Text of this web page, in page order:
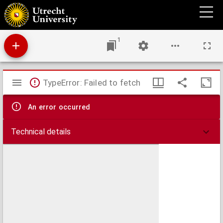
Heilzame wenken betrekkelijk de roeping en voorbereiding tot den huwelijken staat
1
Mirador
viewer
TypeError: Failed to fetch
An error occurred
Technical details